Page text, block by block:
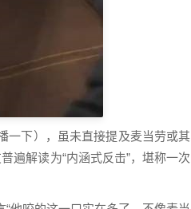
一下），虽未直接提及麦当劳或其
遍解读为“内涵式反击”，堪称一次